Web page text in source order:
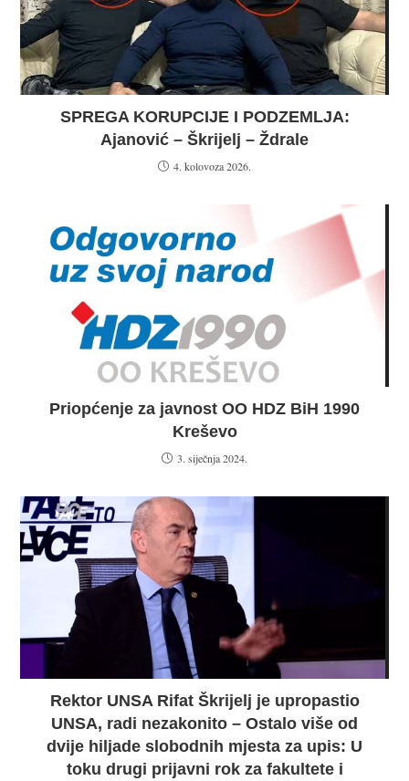
SPREGA KORUPCIJE I PODZEMLJA:
Ajanović – Škrijelj – Ždrale
4. kolovoza 2026.
Priopćenje za javnost OO HDZ BiH 1990
Kreševo
3. siječnja 2024.
Rektor UNSA Rifat Škrijelj je upropastio
UNSA, radi nezakonito – Ostalo više od
dvije hiljade slobodnih mjesta za upis: U
toku drugi prijavni rok za fakultete i